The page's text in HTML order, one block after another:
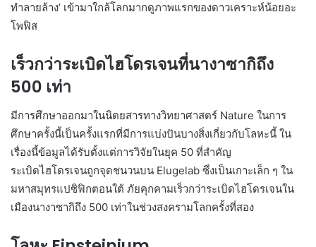
ทำลายล้าง’ เข้ามาใกล้โลกมากดูภาพแรกของดาวเคราะห์น้อยอะ
โพฟิส
เร็วกว่าระเบิดไฮโดรเจนที่นางาซากิถึง
500 เท่า
มีการศึกษาออกมาในนิตยสารทางวิทยาศาสตร์ Nature ในการ
ศึกษาครั้งนี้เป็นครั้งแรกที่มีการแบ่งปันบางสิ่งเกี่ยวกับโลหะนี้ ใน
เรื่องนี้ข้อมูลได้รับตั้งแต่การวิจัยในยุค 50 ที่สำคัญ
ระเบิดไฮโดรเจนถูกจุดชนวนบน Elugelab ซึ่งเป็นเกาะเล็ก ๆ ใน
มหาสมุทรแปซิฟิกตอนใต้ ภัยคุกคามเร็วกว่าระเบิดไฮโดรเจนใน
เมืองนางาซากิถึง 500 เท่าในช่วงสงครามโลกครั้งที่สอง